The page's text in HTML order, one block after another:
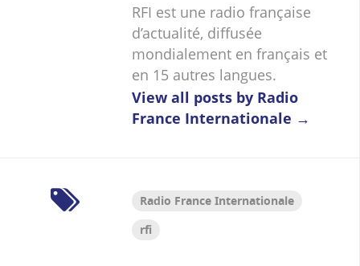
RFI est une radio française
d’actualité, diffusée
mondialement en français et
en 15 autres langues.
View all posts by Radio
France Internationale →
Radio France Internationale
rfi